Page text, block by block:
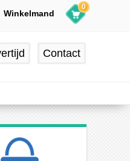
Winkelmand
0
Contact